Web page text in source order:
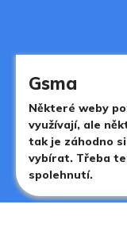
Gsma
Některé weby
využívají, ale
tak je záhodno
vybírat. Třeba
spolehnutí.